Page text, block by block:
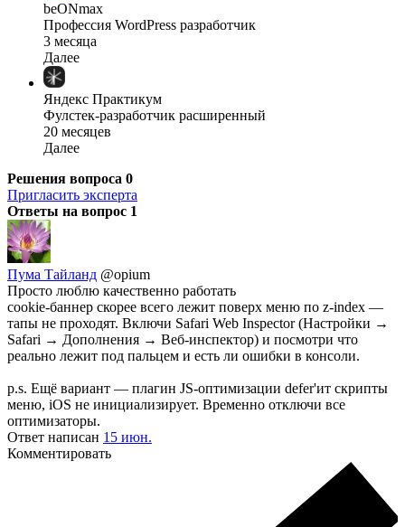
beONmax
Профессия WordPress разработчик
3 месяца
Далее
Яндекс Практикум
Фулстек-разработчик расширенный
20 месяцев
Далее
Решения вопроса 0
Пригласить эксперта
Ответы на вопрос 1
Пума Тайланд @opium
Просто люблю качественно работать
cookie-баннер скорее всего лежит поверх меню по z-index —
тапы не проходят. Включи Safari Web Inspector (Настройки →
Safari → Дополнения → Веб-инспектор) и посмотри что
реально лежит под пальцем и есть ли ошибки в консоли.
p.s. Ещё вариант — плагин JS-оптимизации defer'ит скрипты
меню, iOS не инициализирует. Временно отключи все
оптимизаторы.
Ответ написан 15 июн.
Комментировать